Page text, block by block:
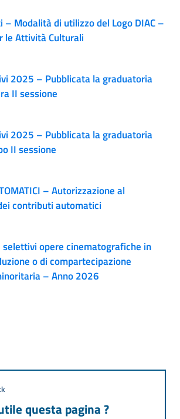
– Modalità di utilizzo del Logo DIAC –
le Attività Culturali
2025 – Pubblicata la graduatoria
II sessione
2025 – Pubblicata la graduatoria
II sessione
– Autorizzazione al
contributi automatici
opere cinematografiche in
o di compartecipazione
– Anno 2026
questa pagina ?